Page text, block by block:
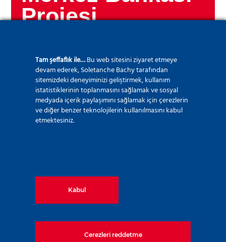
Projesi
Ülke:
Irak
Tam şeffaflık ile…Bu web sitesini ziyaret etmeye
devam ederek, Soletanche Bachy tarafından
sitemizdeki deneyiminizi geliştirmek, kullanım
istatistiklerinin toplanmasını sağlamak ve sosyal
medyada içerik paylaşımını sağlamak için çerezlerin
ve diğer benzer teknolojilerin kullanılmasını kabul
etmektesiniz.
Kabul
Cerezleri reddetme